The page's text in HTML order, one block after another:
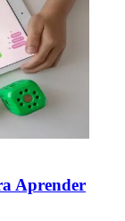
Aprender